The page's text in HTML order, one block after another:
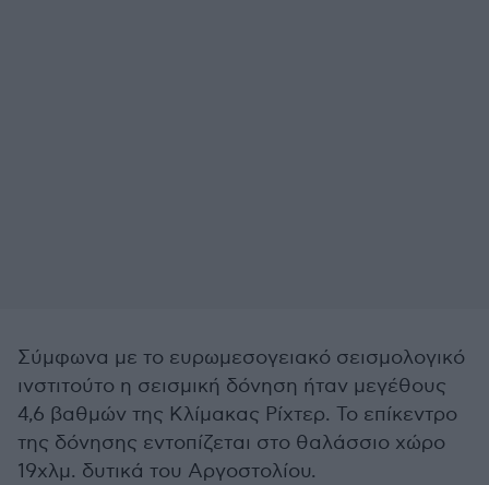
Σύμφωνα με το ευρωμεσογειακό σεισμολογικό
ινστιτούτο η σεισμική δόνηση ήταν μεγέθους
4,6 βαθμών της Κλίμακας Ρίχτερ. Το επίκεντρο
της δόνησης εντοπίζεται στο θαλάσσιο χώρο
19χλμ. δυτικά του Αργοστολίου.